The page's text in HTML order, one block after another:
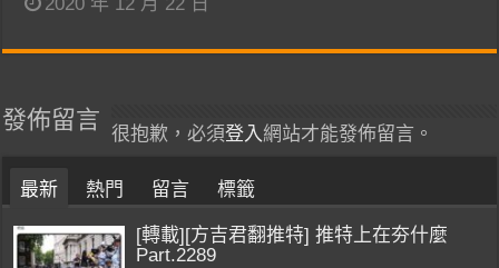
發佈留言
很抱歉，必須登入網站才能發佈留言。
最新 熱門 留言 標籤
[轉載][方吉君翻推特] 推特上在夯什麼
Part.2289